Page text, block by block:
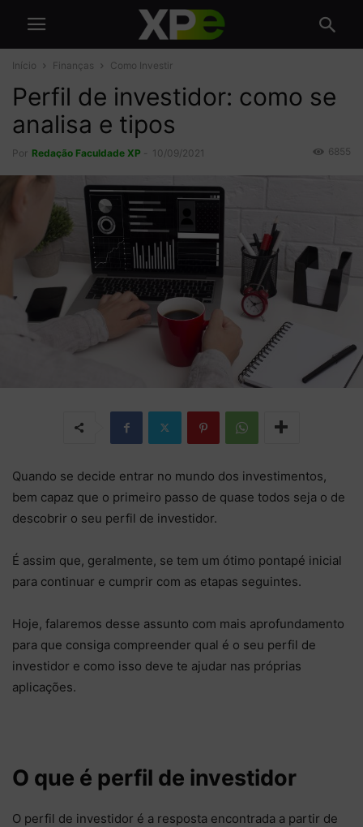
Início Finanças Como Investir
Perfil de investidor: como se
analisa e tipos
Por Redação Faculdade XP 10/09/2021 6855
Quando se decide entrar no mundo dos investimentos,
bem capaz que o primeiro passo de quase todos seja o de
descobrir o seu perfil de investidor.
É assim que, geralmente, se tem um ótimo pontapé inicial
para continuar e cumprir com as etapas seguintes.
Hoje, falaremos desse assunto com mais aprofundamento
para que consiga compreender qual é o seu perfil de
investidor e como isso deve te ajudar nas próprias
aplicações.
O que é perfil de investidor
O perfil de investidor é a resposta encontrada a partir de